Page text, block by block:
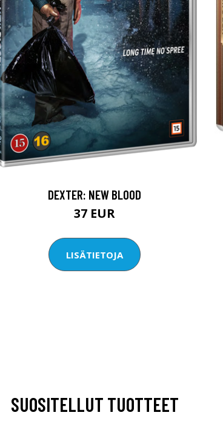
DEXTER: NEW BLOOD
37 EUR
LISÄTIETOJA
SUOSITELLUT TUOTTEET